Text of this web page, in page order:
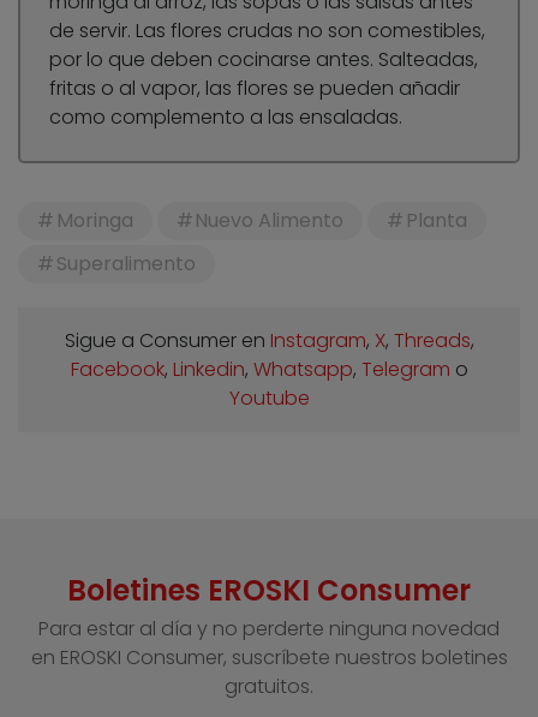
de servir. Las flores crudas no son comestibles,
por lo que deben cocinarse antes. Salteadas,
fritas o al vapor, las flores se pueden añadir
como complemento a las ensaladas.
Moringa Nuevo Alimento
Planta
Superalimento
Sigue a Consumer en Instagram, X, Threads,
Facebook, Linkedin, Whatsapp, Telegram o
Youtube
Boletines EROSKI Consumer
Para estar al día y no perderte ninguna novedad
en EROSKI Consumer, suscríbete nuestros boletines
gratuitos.